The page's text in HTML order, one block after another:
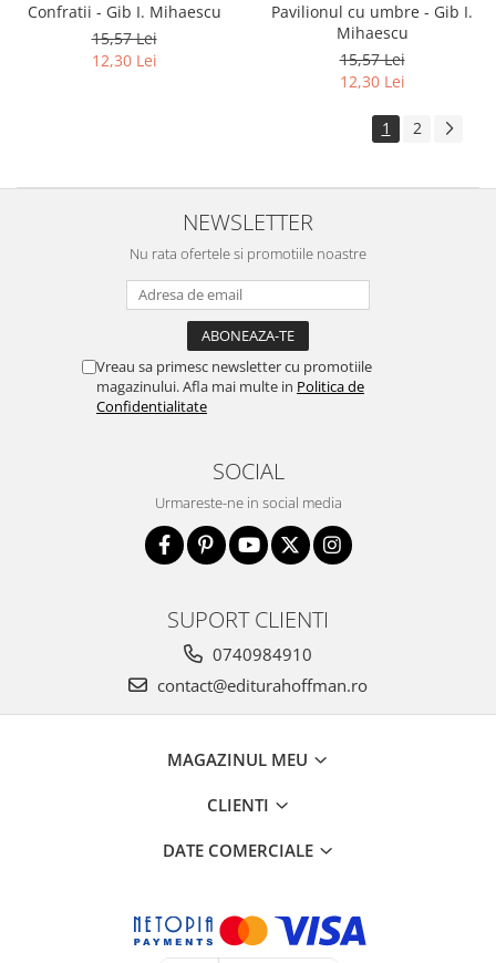
Confratii - Gib I. Mihaescu
15,57 Lei
12,30 Lei
Pavilionul cu umbre - Gib I.
Mihaescu
15,57 Lei
12,30 Lei
1 2
NEWSLETTER
Nu rata ofertele si promotiile noastre
Vreau sa primesc newsletter cu promotiile
magazinului. Afla mai multe in Politica de
Confidentialitate
SOCIAL
Urmareste-ne in social media
SUPORT CLIENTI
0740984910
contact@editurahoffman.ro
MAGAZINUL MEU
CLIENTI
DATE COMERCIALE